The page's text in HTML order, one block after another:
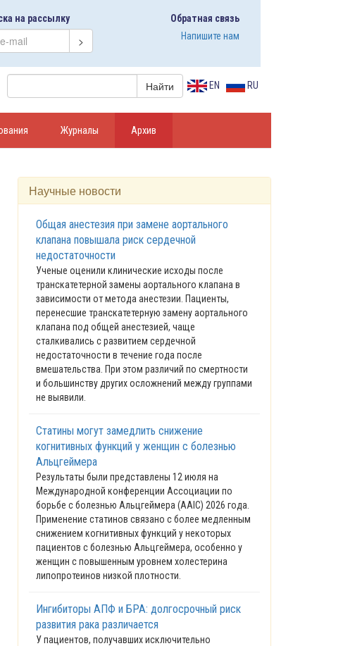
на рассылку
Обратная связь
Напишите нам
RU
EN
Журналы Архив
Научные новости
Общая анестезия при замене аортального
клапана повышала риск сердечной
недостаточности
Ученые оценили клинические исходы после
транскатетерной замены аортального клапана в
зависимости от метода анестезии. Пациенты,
перенесшие транскатетерную замену аортального
клапана под общей анестезией, чаще
сталкивались с развитием сердечной
недостаточности в течение года после
вмешательства. При этом различий по смертности
и большинству других осложнений между группами
не выявили.
Статины могут замедлить снижение
когнитивных функций у женщин с болезнью
Альцгеймера
Результаты были представлены 12 июля на
Международной конференции Ассоциации по
борьбе с болезнью Альцгеймера (AAIC) 2026 года.
Применение статинов связано с более медленным
снижением когнитивных функций у некоторых
пациентов с болезнью Альцгеймера, особенно у
женщин с повышенным уровнем холестерина
липопротеинов низкой плотности.
Ингибиторы АПФ и БРА: долгосрочный риск
развития рака различается
У пациентов, получавших исключительно